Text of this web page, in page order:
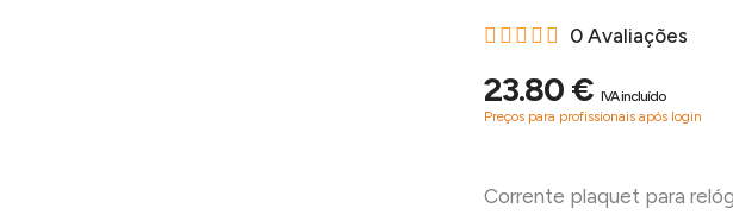
0 Avaliações
23.80 € IVA incluído
Preços para profissionais após login
Corrente plaquet para